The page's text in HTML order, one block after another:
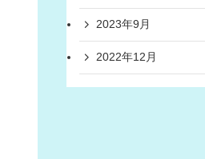
2023年9月
2022年12月